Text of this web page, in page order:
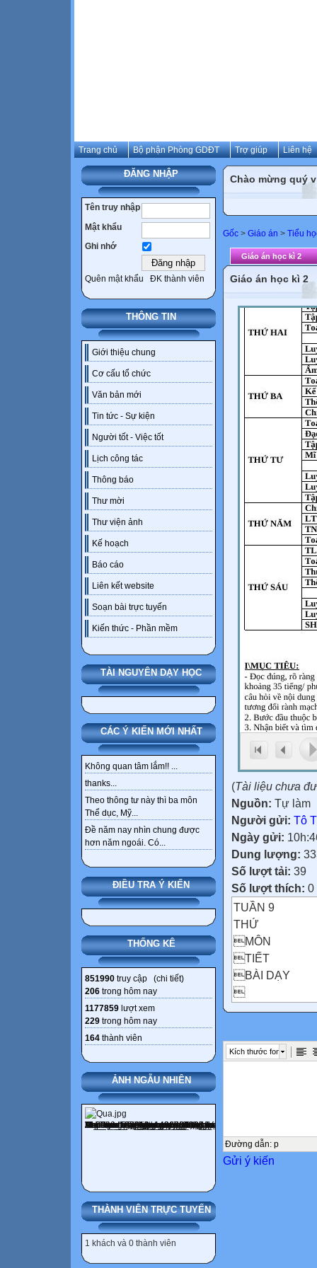
Trang chủ Bộ phận Phòng GDĐT Trợ giúp Liên hệ
ĐĂNG NHẬP
Tên truy nhập
Mật khẩu
Ghi nhớ
Quên mật khẩu ĐK thành viên
THÔNG TIN
Giới thiệu chung
Cơ cấu tổ chức
Văn bản mới
Tin tức - Sự kiện
Người tốt - Việc tốt
Lịch công tác
Thông báo
Thư mời
Thư viện ảnh
Kế hoạch
Báo cáo
Liên kết website
Soạn bài trực tuyến
Kiến thức - Phần mềm
TÀI NGUYÊN DẠY HỌC
CÁC Ý KIẾN MỚI NHẤT
Không quan tâm lắm!! ...
thanks...
Theo thông tư này thì ba môn
Thể dục, Mỹ...
Đề năm nay nhìn chung được
hơn năm ngoái. Có...
ĐIỀU TRA Ý KIẾN
THỐNG KÊ
851990 truy cập (chi tiết)
206 trong hôm nay
1177859 lượt xem
229 trong hôm nay
164 thành viên
ẢNH NGẪU NHIÊN
THÀNH VIÊN TRỰC TUYẾN
1 khách và 0 thành viên
Chào mừng quý
Gốc > Giáo án > Tiểu
Giáo án học kì 2
Giáo án học kì 2
(Tài liệu chưa
Nguồn: Tự làm
Người gửi: Tô
Ngày gửi:
Dung lượng:
Số lượt tải: 39
Số lượt thích: 0
TUẦN 9
THỨ
MÔN
TIẾT
BÀI DẠY

THỨ HAI
9
Sinh hoạt
Ôn tập tiết 1

Kích thước font
Đường dẫn: p
Gửi ý kiến